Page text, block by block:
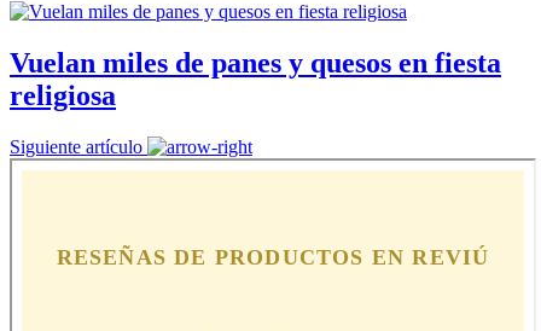
Vuelan miles de panes y quesos en fiesta
religiosa
Siguiente artículo